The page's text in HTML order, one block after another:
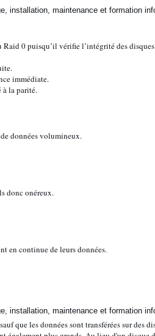
0 puisqu’il vérifie l’intégrité des disques
immédiate.
à la parité.
données volumineux.
donc onéreux.
en continue de leurs données.
que les données sont transférées sur des